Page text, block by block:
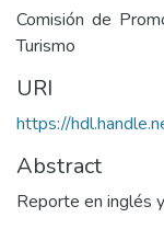
Comisión de
Turismo
URI
https://
Abstract
Reporte en inglés